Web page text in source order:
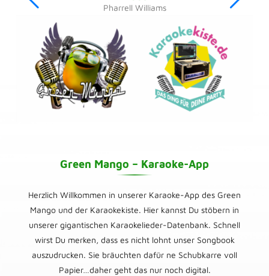
Pharrell Williams
Green Mango – Karaoke-App
Herzlich Willkommen in unserer Karaoke-App des Green
Mango und der Karaokekiste. Hier kannst Du stöbern in
unserer gigantischen Karaokelieder-Datenbank. Schnell
wirst Du merken, dass es nicht lohnt unser Songbook
auszudrucken. Sie bräuchten dafür ne Schubkarre voll
Papier…daher geht das nur noch digital.